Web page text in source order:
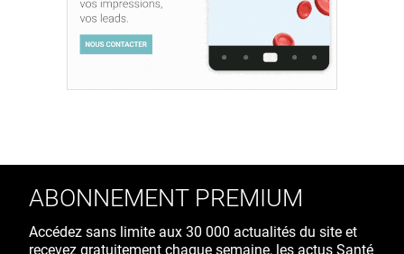
ABONNEMENT PREMIUM
Accédez sans limite aux 30 000 actualités du site et
recevez gratuitement chaque semaine, les actus Santé